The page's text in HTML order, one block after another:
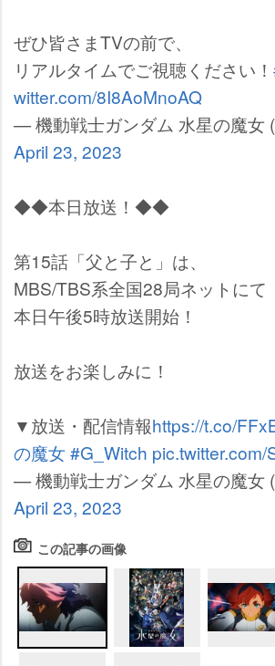
ぜひ皆さまTVの前で、
リアルタイムでご視聴ください！
witter.com/8I8AoMnoAQ
— 機動戦士ガンダム 水星の魔女
April 23, 2023
◆◆本日放送！◆◆
第15話「父と子と」は、
MBS/TBS系全国28局ネットにて
本日午後5時放送開始！
放送をお楽しみに！
▼放送・配信情報https://t.co/
の魔女#G_Witch pic.twitter.com/
— 機動戦士ガンダム 水星の魔女
April 23, 2023
この記事の画像